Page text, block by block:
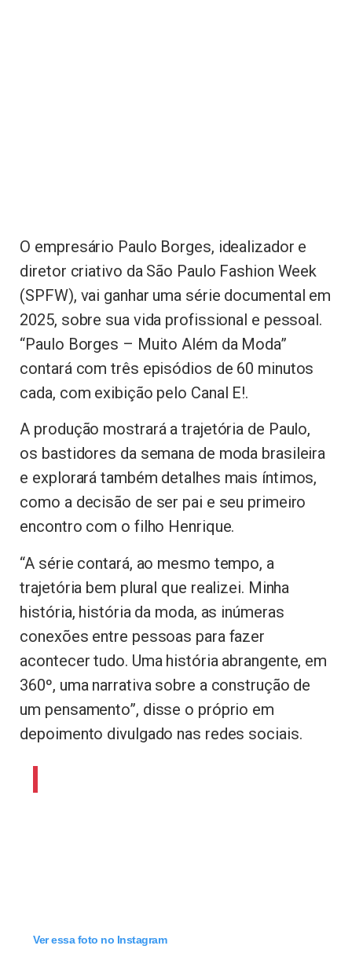
O empresário Paulo Borges, idealizador e
diretor criativo da São Paulo Fashion Week
(SPFW), vai ganhar uma série documental em
2025, sobre sua vida profissional e pessoal.
“Paulo Borges – Muito Além da Moda”
contará com três episódios de 60 minutos
cada, com exibição pelo Canal E!.
A produção mostrará a trajetória de Paulo,
os bastidores da semana de moda brasileira
e explorará também detalhes mais íntimos,
como a decisão de ser pai e seu primeiro
encontro com o filho Henrique.
“A série contará, ao mesmo tempo, a
trajetória bem plural que realizei. Minha
história, história da moda, as inúmeras
conexões entre pessoas para fazer
acontecer tudo. Uma história abrangente, em
360º, uma narrativa sobre a construção de
um pensamento”, disse o próprio em
depoimento divulgado nas redes sociais.
Ver essa foto no Instagram